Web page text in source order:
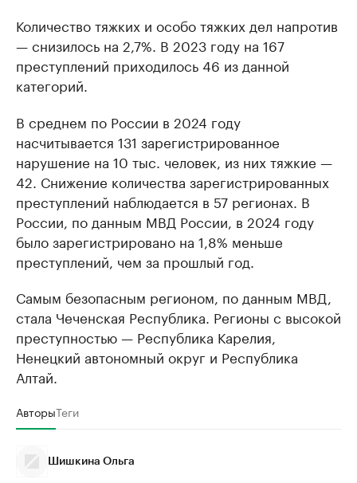
Количество тяжких и особо тяжких дел напротив
— снизилось на 2,7%. В 2023 году на 167
преступлений приходилось 46 из данной
категорий.
В среднем по России в 2024 году
насчитывается 131 зарегистрированное
нарушение на 10 тыс. человек, из них тяжкие —
42. Снижение количества зарегистрированных
преступлений наблюдается в 57 регионах. В
России, по данным МВД России, в 2024 году
было зарегистрировано на 1,8% меньше
преступлений, чем за прошлый год.
Самым безопасным регионом, по данным МВД,
стала Чеченская Республика. Регионы с высокой
преступностью — Республика Карелия,
Ненецкий автономный округ и Республика
Алтай.
АвторыТеги
Шишкина Ольга